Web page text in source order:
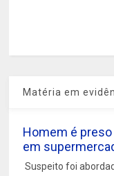
Matéria em
Homem é
em
Suspeito foi